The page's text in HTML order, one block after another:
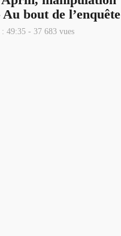
bout de l’enquête
49:35 - 37 683 vues